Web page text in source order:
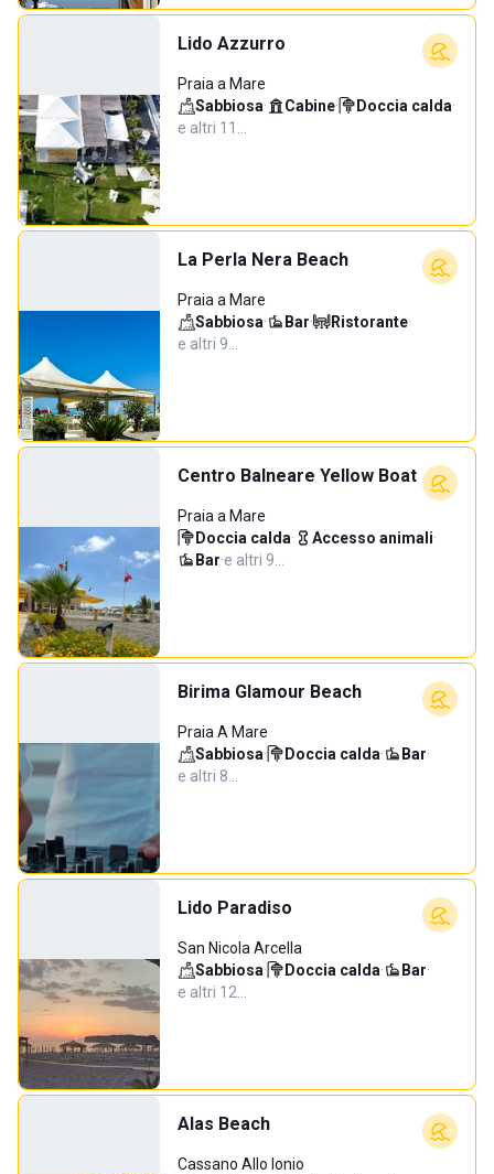
Lido Azzurro
Praia a Mare
Sabbiosa· Cabine· Doccia calda·
e altri 11…
La Perla Nera Beach
Praia a Mare
Sabbiosa· Bar· Ristorante·
e altri 9…
Centro Balneare Yellow Boat
Praia a Mare
Doccia calda· Accesso animali·
Bar·e altri 9…
Birima Glamour Beach
Praia A Mare
Sabbiosa· Doccia calda· Bar·
e altri 8…
Lido Paradiso
San Nicola Arcella
Sabbiosa· Doccia calda· Bar·
e altri 12…
Alas Beach
Cassano Allo Ionio